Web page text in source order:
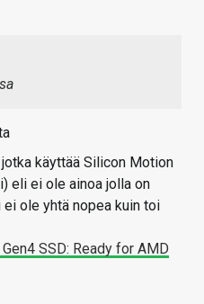
käyttää Silicon Motion
eli ei ole ainoa jolla on
ole yhtä nopea kuin toi
SSD: Ready for AMD